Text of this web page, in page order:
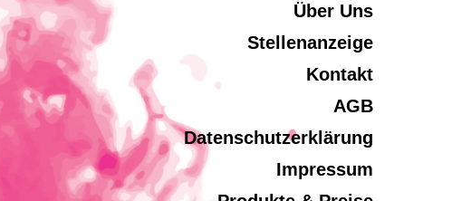
Über Uns
Stellenanzeige
Kontakt
AGB
Datenschutzerklärung
Impressum